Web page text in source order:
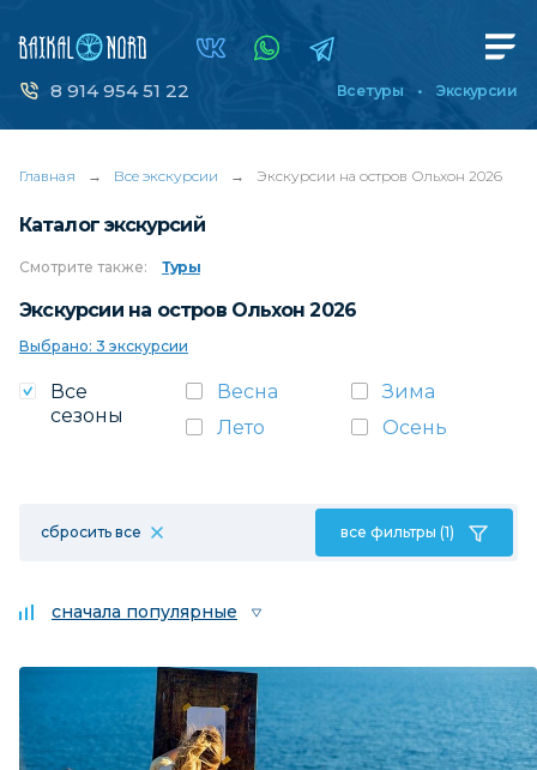
8 914 954 51 22 Все туры Экскурсии
Главная → Все экскурсии → Экскурсии на остров Ольхон 2026
Каталог экскурсий
Смотрите также: Туры
Экскурсии на остров Ольхон 2026
Выбрано: 3 экскурсии
Все
сезоны
Весна
Зима
Лето
Осень
сбросить все все фильтры (1)
сначала популярные